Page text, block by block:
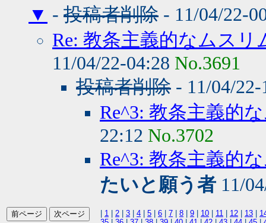
▼ - 投稿者削除 - 11/04/22-
Re: 教条主義的なムスリ
11/04/22-04:28 No.3691
投稿者削除 - 11/04/
Re^3: 教条主義的
22:12 No.3702
Re^3: 教条主義的
たいと願う者 11/
1 2 3 4 5 6 7 8 9 10 11 12 13